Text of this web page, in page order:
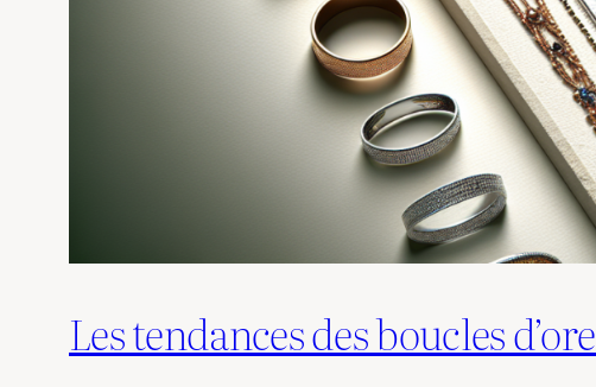
Les tendances des boucles